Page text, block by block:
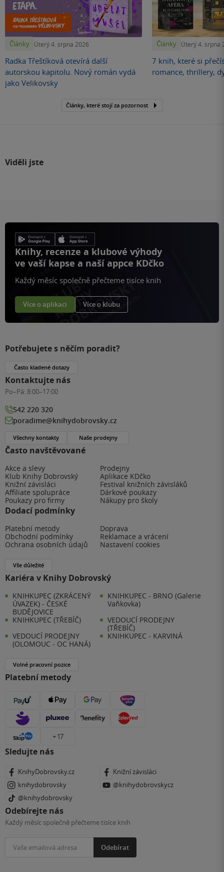
Články Úterý 4. srpna 2026
Radka Třeštíková otevírá další
autorskou kapitolu. Nový román vydá
jako Velikovsky
Články Úterý 4. srpna
7 knih, které si
romance, thrillery,
Články, které stojí za pozornost
Viděli jste
Knihy, recenze a klubové výhody
ve vaší kapse a naší appce KDčko
Každý měsíc společně přečteme tisíce knih
Více o aplikaci Více o klubu
Často navštěvované
Akce a slevy
Prodejny
Klub Knihy Dobrovský
Aplikace KDčko
Knižní závisláci
Festival knižních závisláků
Affiliate spolupráce
Dárkové poukazy
Poukazy pro firmy
Nákupy pro školy
Dodací podmínky
Platební metody
Doprava
Obchodní podmínky
Reklamace a vrácení
Ochrana osobních údajů
Nastavení cookies
Vše důležité
Kariéra v Knihy Dobrovský
KNIHKUPEC (ZKRÁCENÝ
ÚVAZEK) - ČESKÉ
BUDĚJOVICE
KNIHKUPEC - BRNO (Galerie
Vaňkovka)
KNIHKUPEC (TŘEBÍČ)
VEDOUCÍ PRODEJNY
(TŘEBÍČ)
VEDOUCÍ PRODEJNY
(OLOMOUC - OC HANÁ)
KNIHKUPEC - KARVINÁ
Volné pracovní pozice
Platební metody
+ 17
Sledujte nás
KnihyDobrovsky.cz
Knižní závisláci
knihydobrovsky
@knihydobrovskycz
@knihydobrovsky
Odebírejte nás
Každý měsíc společně přečteme tisíce knih
Odebírat
Potřebujete s něčím poradit?
Často kladené dotazy
Kontaktujte nás
Po–Pá: 8:00–17:00
542 220 320
poradime@knihydobrovsky.cz
Všechny kontakty Naše prodejny